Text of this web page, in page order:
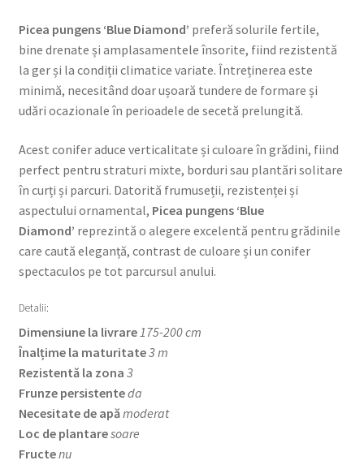
Picea pungens ‘Blue Diamond’ preferă solurile fertile,
bine drenate și amplasamentele însorite, fiind rezistentă
la ger și la condiții climatice variate. Întreținerea este
minimă, necesitând doar ușoară tundere de formare și
udări ocazionale în perioadele de secetă prelungită.
Acest conifer aduce verticalitate și culoare în grădini, fiind
perfect pentru straturi mixte, borduri sau plantări solitare
în curți și parcuri. Datorită frumuseții, rezistenței și
aspectului ornamental, Picea pungens ‘Blue
Diamond’ reprezintă o alegere excelentă pentru grădinile
care caută eleganță, contrast de culoare și un conifer
spectaculos pe tot parcursul anului.
Detalii:
Dimensiune la livrare175-200 cm
Înalțime la maturitate3 m
Rezistentă la zona 3
Frunze persistenteda
Necesitate de apămoderat
Loc de plantaresoare
Fructenu